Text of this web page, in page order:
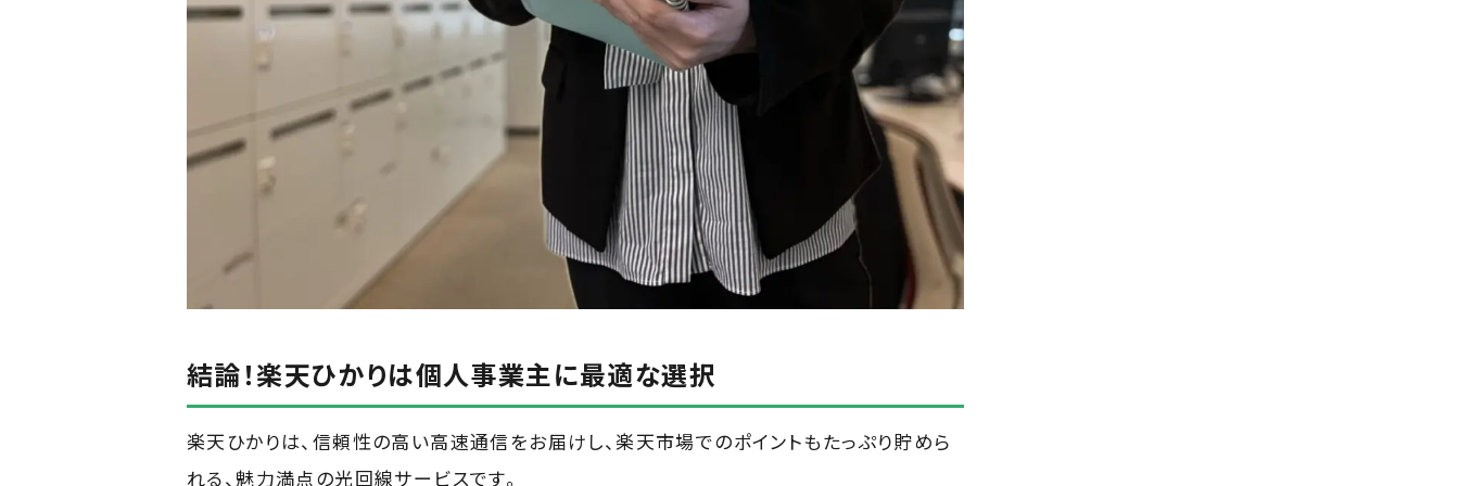
結論！楽天ひかりは個人事業主に最適な選択
楽天ひかりは、信頼性の高い高速通信をお届けし、楽天市場でのポイントもたっぷり貯めら
れる、魅力満点の光回線サービスです。